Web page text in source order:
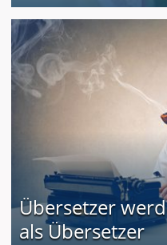
Übersetzer
als Übersetzer